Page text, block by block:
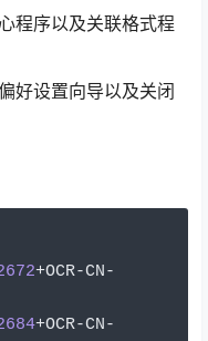
程序以及关联格式程
好设置向导以及关闭
+OCR-CN-
+OCR-CN-